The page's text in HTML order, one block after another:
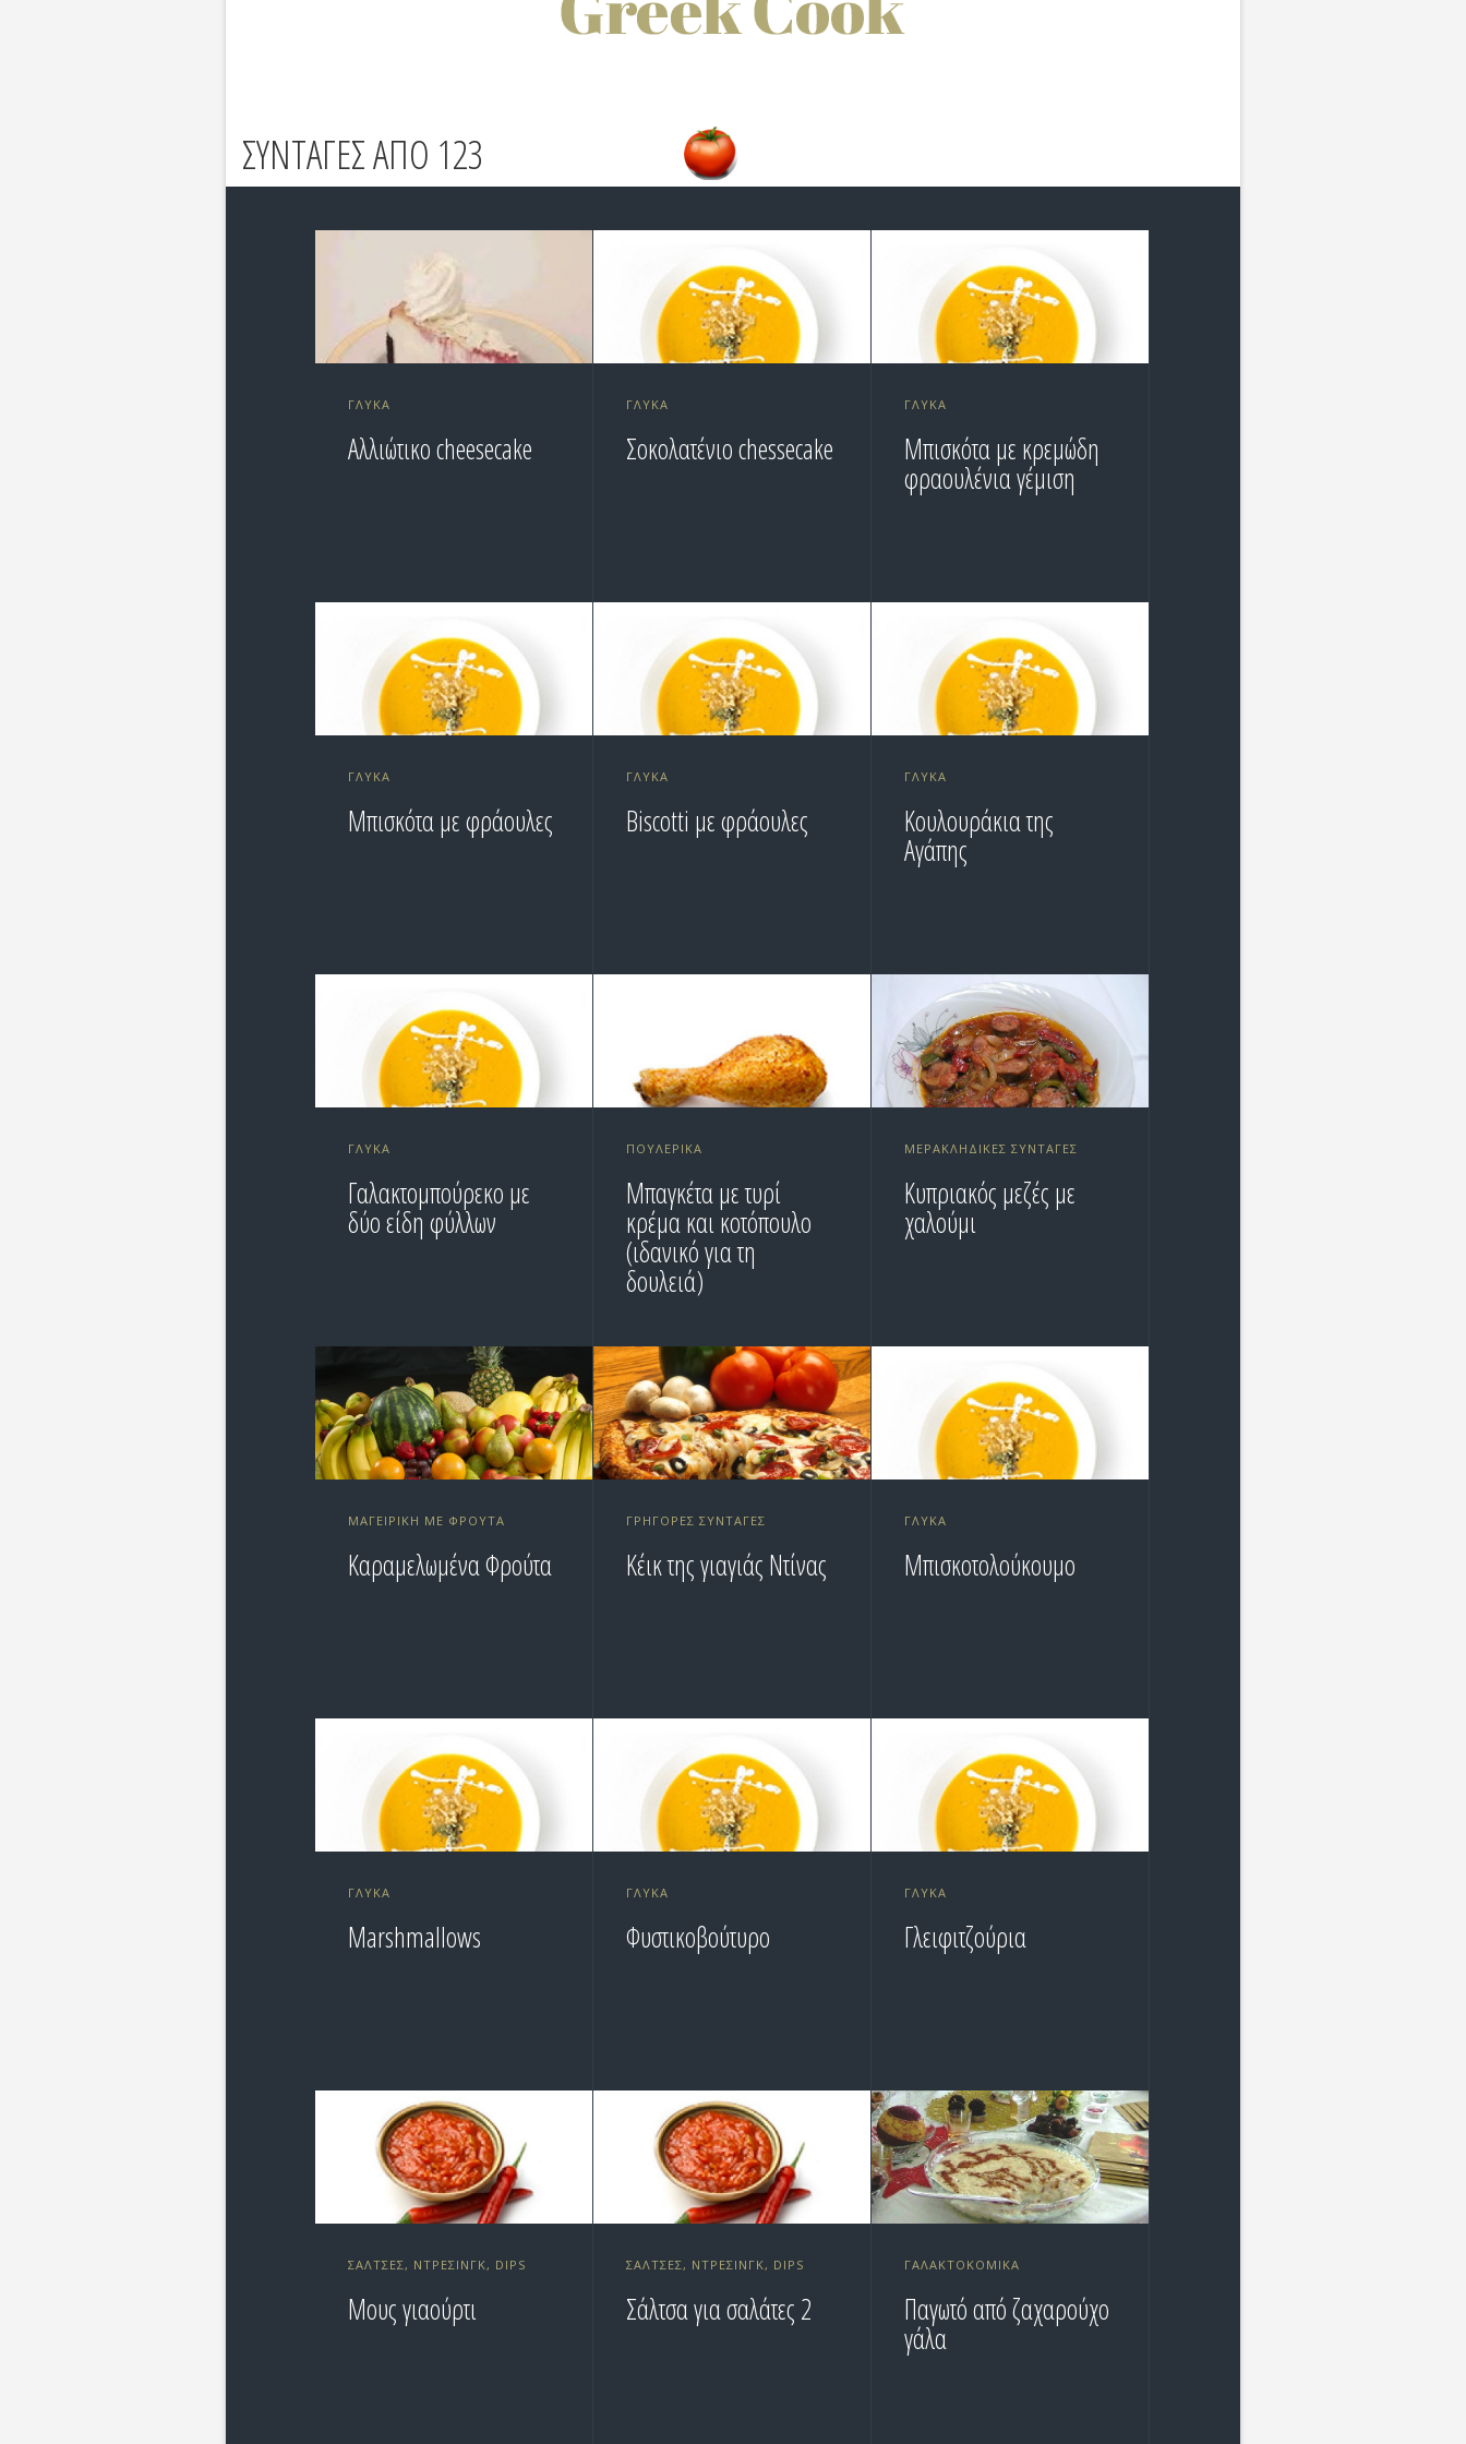
ΣΥΝΤΑΓΕΣ ΑΠΟ 123
ΓΛΥΚΆ
Αλλιώτικο cheesecake
ΓΛΥΚΆ
Σοκολατένιο chessecake
ΓΛΥΚΆ
Μπισκότα με κρεμώδη
φραουλένια γέμιση
ΓΛΥΚΆ
Μπισκότα με φράουλες
ΓΛΥΚΆ
Biscotti με φράουλες
ΓΛΥΚΆ
Κουλουράκια της
Αγάπης
ΓΛΥΚΆ
Γαλακτομπούρεκο με
δύο είδη φύλλων
ΠΟΥΛΕΡΙΚΆ
Μπαγκέτα με τυρί
κρέμα και κοτόπουλο
(ιδανικό για τη
δουλειά)
ΜΕΡΑΚΛΉΔΙΚΕΣ ΣΥΝΤΑΓΈΣ
Κυπριακός μεζές με
χαλούμι
ΜΑΓΕΙΡΙΚΉ ΜΕ ΦΡΟΎΤΑ
Καραμελωμένα Φρούτα
ΓΡΉΓΟΡΕΣ ΣΥΝΤΑΓΈΣ
Κέικ της γιαγιάς Ντίνας
ΓΛΥΚΆ
Μπισκοτολούκουμο
ΓΛΥΚΆ
Marshmallows
ΓΛΥΚΆ
Φυστικοβούτυρο
ΓΛΥΚΆ
Γλειφιτζούρια
ΣΆΛΤΣΕΣ, ΝΤΡΈΣΙΝΓΚ, DIPS
Μους γιαούρτι
ΣΆΛΤΣΕΣ, ΝΤΡΈΣΙΝΓΚ, DIPS
Σάλτσα για σαλάτες 2
ΓΑΛΑΚΤΟΚΟΜΙΚΆ
Παγωτό από ζαχαρούχο
γάλα